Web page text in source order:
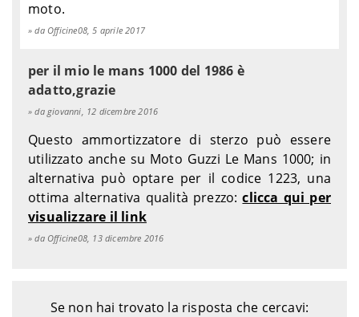
moto.
da Officine08, 5 aprile 2017
per il mio le mans 1000 del 1986 è
adatto,grazie
da giovanni, 12 dicembre 2016
Questo ammortizzatore di sterzo può essere
utilizzato anche su Moto Guzzi Le Mans 1000; in
alternativa può optare per il codice 1223, una
ottima alternativa qualità prezzo:clicca qui per
visualizzare il link
da Officine08, 13 dicembre 2016
Se non hai trovato la risposta che cercavi: